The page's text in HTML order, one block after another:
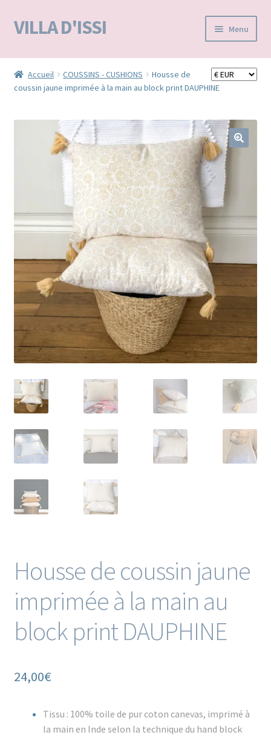
Aller
à
navigation
Aller
au
VILLA D'ISSI Menu
Accueil
BOUTIQUE E-SHOP
VILLA D’ISSI DANS LA PRESSE
MA LISTE D'ENVIES / WISHLIST –
Accueil COUSSINS - CUSHIONS
Housse de
coussin jaune imprimée à la main au block print DAUPHINE
Housse de coussin jaune
imprimée à la main au
block print DAUPHINE
24,00€
Tissu : 100% toile de pur coton canevas, imprimé à
la main en Inde selon la technique du hand block